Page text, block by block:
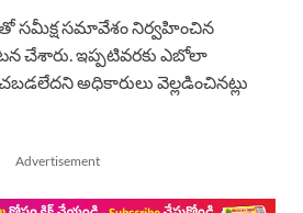
సమీక్ష సమావేశం నిర్వహించిన
చేశారు. ఇప్పటివరకు ఎబోలా
అధికారులు వెల్లడించినట్లు
Advertisement